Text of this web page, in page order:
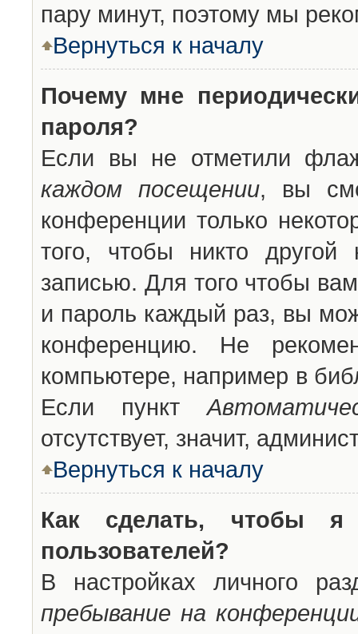
пару минут, поэтому мы
Вернуться к началу
Почему мне
пароля?
Если вы не отметили
каждом посещении, вы
конференции только
того, чтобы никто другой
записью. Для того чтобы
и пароль каждый раз, вы
конференцию. Не
компьютере, например в
Если пункт
отсутствует, значит,
Вернуться к началу
Как сделать, чтобы
пользователей?
В настройках личного
пребывание на